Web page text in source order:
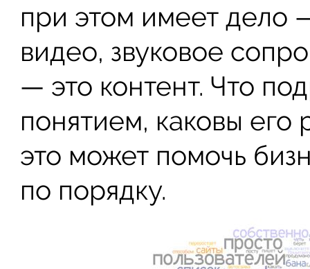
при этом имеет дело
видео, звуковое
— это контент. Что
понятием, каковы его
это может помочь
по порядку.